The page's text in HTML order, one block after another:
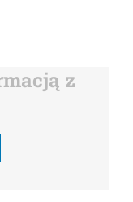
z